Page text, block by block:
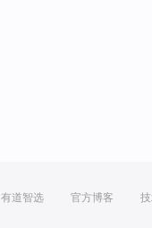
有道智选 官方博客